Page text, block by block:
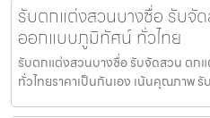
รับตกแต่งสวนบางซื่อ รับจั
ออกแบบภูมิทัศน์ ทั่วไทย
รับตกแต่งสวนบางซื่อ รับจัดสวน ต
ทั่วไทยราคาเป็นกันเอง เน้นคุณภาพ